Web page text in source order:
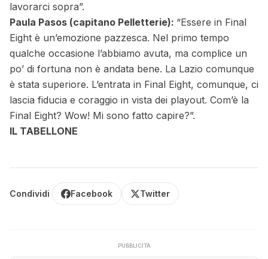
lavorarci sopra”.
Paula Pasos (capitano Pelletterie): “Essere in Final
Eight è un’emozione pazzesca. Nel primo tempo
qualche occasione l’abbiamo avuta, ma complice un
po’ di fortuna non è andata bene. La Lazio comunque
è stata superiore. L’entrata in Final Eight, comunque, ci
lascia fiducia e coraggio in vista dei playout. Com’è la
Final Eight? Wow! Mi sono fatto capire?”.
IL TABELLONE
Condividi Facebook Twitter
PUBBLICITÀ